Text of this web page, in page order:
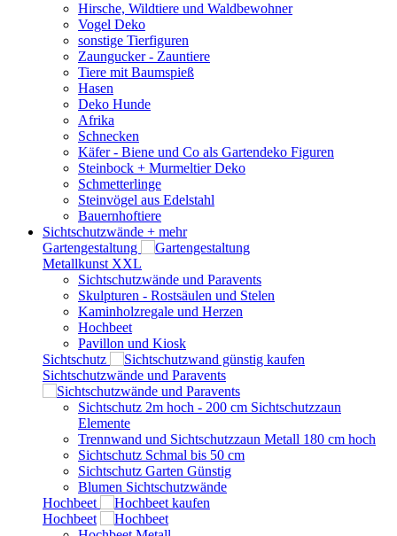
Hirsche, Wildtiere und Waldbewohner
Vogel Deko
sonstige Tierfiguren
Zaungucker - Zauntiere
Tiere mit Baumspieß
Hasen
Deko Hunde
Afrika
Schnecken
Käfer - Biene und Co als Gartendeko Figuren
Steinbock + Murmeltier Deko
Schmetterlinge
Steinvögel aus Edelstahl
Bauernhoftiere
Sichtschutzwände + mehr
Gartengestaltung
Metallkunst XXL
Sichtschutzwände und Paravents
Skulpturen - Rostsäulen und Stelen
Kaminholzregale und Herzen
Hochbeet
Pavillon und Kiosk
Sichtschutz
Sichtschutzwände und Paravents
Sichtschutz 2m hoch - 200 cm Sichtschutzzaun
Elemente
Trennwand und Sichtschutzzaun Metall 180 cm hoch
Sichtschutz Schmal bis 50 cm
Sichtschutz Garten Günstig
Blumen Sichtschutzwände
Hochbeet
Hochbeet